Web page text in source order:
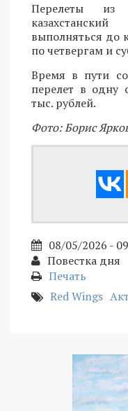
Перелеты из
выполняться до
по четвергам и
Время в пути
перелет в одну
тыс. рублей.
Фото: Борис
08/05/2026 -
Повестка дня
Печать
Red Wings